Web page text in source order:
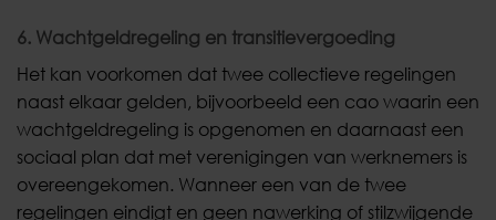
6. Wachtgeldregeling en transitievergoeding
Het kan voorkomen dat twee collectieve regelingen
naast elkaar gelden, bijvoorbeeld een cao waarin een
wachtgeldregeling is opgenomen en daarnaast een
sociaal plan dat met verenigingen van werknemers is
overeengekomen. Wanneer een van de twee
regelingen eindigt en geen nawerking of stilzwijgende